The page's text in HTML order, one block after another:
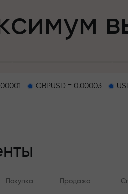
на
GBPUSD = 0.00003
Покупка Продажа